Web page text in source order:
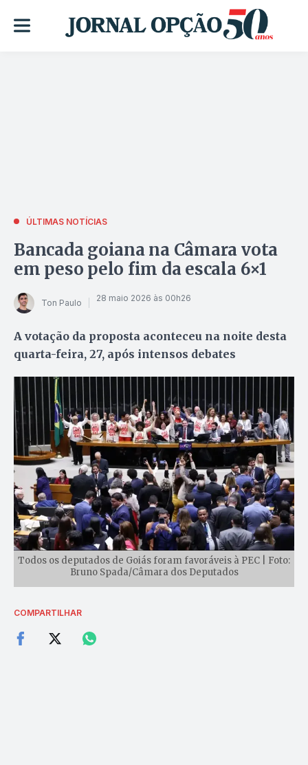
ÚLTIMAS NOTÍCIAS
Bancada goiana na Câmara vota
em peso pelo fim da escala 6×1
Ton Paulo 28 maio 2026 às 00h26
A votação da proposta aconteceu na noite desta
quarta-feira, 27, após intensos debates
Todos os deputados de Goiás foram favoráveis à PEC | Foto:
Bruno Spada/Câmara dos Deputados
COMPARTILHAR